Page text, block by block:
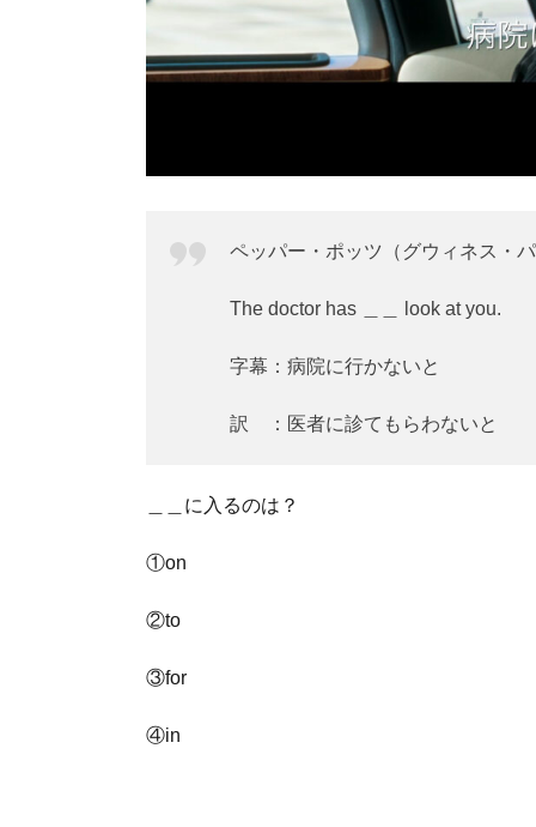
ペッパー・ポッツ（グウィネス・
The doctor has ＿＿ look at you.
字幕：病院に行かないと
訳 ：医者に診てもらわないと
＿＿に入るのは？
①on
②to
③for
④in